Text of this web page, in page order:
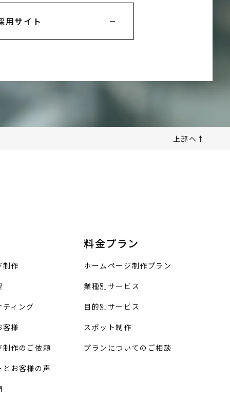
用サイト
上部へ↑
制作
ィング
客様
制作のご依頼
お客様の声
料金プラン
ホームページ制作プラン
業種別サービス
目的別サービス
スポット制作
プランについてのご相談